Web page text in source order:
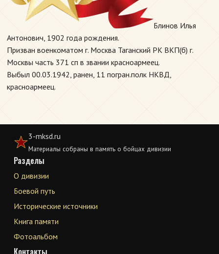
Блинов Илья
Антонович, 1902 года рождения.
Призван военкоматом г. Москва Таганский РК ВКП(б) г.
Москвы часть 371 сп в звании красноармеец.
Выбыл 00.03.1942, ранен, 11 погран.полк НКВД,
красноармеец.
3-mksd.ru
Материалы собраны в память о бойцах дивизии
Разделы
О дивизии
Боевой путь
Исторические источники
Книга памяти
Фотоальбом
Контакты